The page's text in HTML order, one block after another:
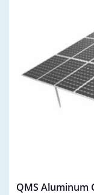
QMS Aluminum